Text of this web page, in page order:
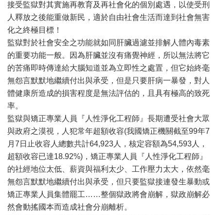
接受監獄對其實施再教育及再社會化的個別處遇，以使受刑
人釋放之後能重做新民，適於自由社會生活而達到社會無害
化之終極目標！
監獄對於社會安全之功能就如同肝臟過濾並排解人體內毒素
的重要功能一般。因為肝臟並沒有痛覺神經，所以無法將它
的苦痛即時傳達給大腦知道並為立即性之處置，但它始終毫
無怨言默默地繼續付出與承受，但是只要肝病一暴發，對人
體健康所造成的損害程度是無法評估的，且具有極高的致死
率。
監獄與矯正專業人員『人性淨化工程師』長期遭受社會大眾
與政府之漠視，人犯常年超額收容(我國矯正機關截至99年7
月7日止收容人總數共計64,923人，核定容額為54,593人，
超額收容已達18.92%)，矯正專業人員『人性淨化工程師』
的社經地位太低、薪資與福利太少、工作壓力太大，依然毫
無怨言默默地繼續付出與承受，但只要監獄接連發生暴動或
矯正專業人員集體罷工……整個獄政將會崩解，獄政崩解必
然會動搖國本而造成社會分崩離析。